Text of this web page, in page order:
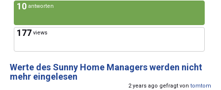
10 antworten
177 views
Werte des Sunny Home Managers werden nicht
mehr eingelesen
2 years ago gefragt von tomtom